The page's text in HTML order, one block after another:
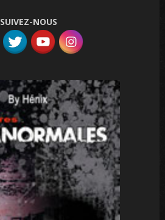
SUIVEZ-NOUS